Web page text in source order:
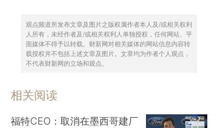
观点频道所发布文章及图片之版权属作者本人及/或相关权利
人所有，未经作者及/或相关权利人单独授权，任何网站、平
面媒体不得予以转载。财新网对相关媒体的网站信息内容转
载授权并不包括上述文章及图片。文章均为作者个人观点，
不代表财新网的立场和观点。
相关阅读
福特CEO：取消在墨西哥建厂